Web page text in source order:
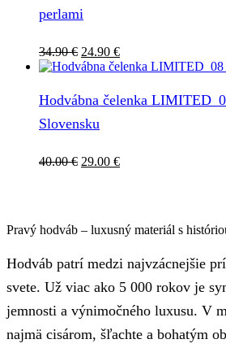
perlami
34.90€ Pôvodná
cena
34.90 €.
24.90 €Aktuálna
cena
24.90 €.
Hodvábna čelenka
Slovensku
40.00€ Pôvodná
29.00 €Aktuálna
Pravý hodváb – luxusný materiál s
Hodváb patrí medzi najvzácnejšie
svete. Už viac ako 5 000 rokov je
jemnosti a výnimočného luxusu. V
najmä cisárom, šľachte a bohatým